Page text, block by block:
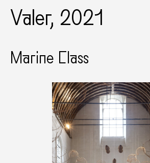
Valer, 2021
Marine Class